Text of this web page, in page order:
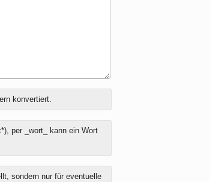
konvertiert.
per _wort_ kann ein Wort
sondern nur für eventuelle